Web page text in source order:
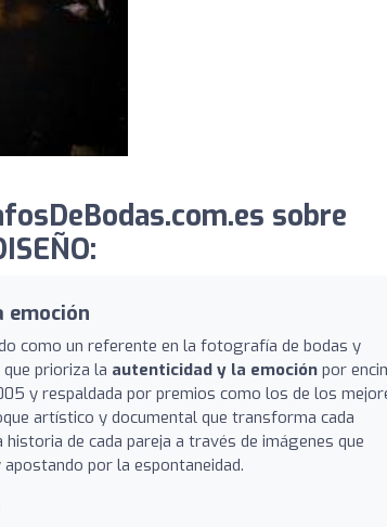
sobre
emoción
como un referente en la fotografía de bodas y
prioriza la autenticidad y la emoción por
y respaldada por premios como los de los
artístico y documental que transforma cada
de cada pareja a través de imágenes que
por la espontaneidad.